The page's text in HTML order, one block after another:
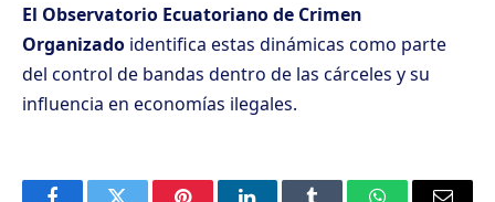
El Observatorio Ecuatoriano de Crimen
Organizado identifica estas dinámicas como parte
del control de bandas dentro de las cárceles y su
influencia en economías ilegales.